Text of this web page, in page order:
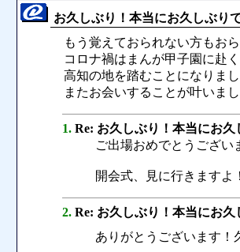
お久しぶり！本当にお久しぶり
もう覚えておられない方もお
コロナ禍はまんが甲子園に赴
高知の地を踏むことになりま
またお会いすることが叶いま
1. Re: お久しぶり！本当にお久
ご出場おめでとうござい
開会式、見に行きますよ！
2. Re: お久しぶり！本当にお久
ありがとうございます！